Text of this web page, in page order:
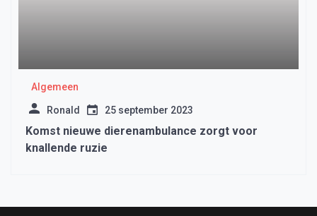
Algemeen
Ronald 25 september 2023
Komst nieuwe dierenambulance zorgt voor
knallende ruzie